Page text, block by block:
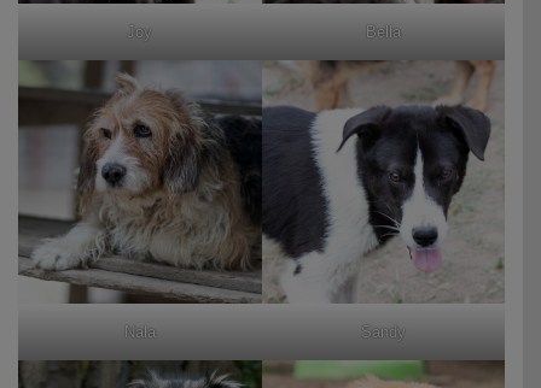
Joy Bella
Nala Sandy